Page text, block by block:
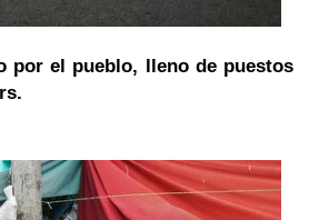
por el pueblo, lleno de puestos